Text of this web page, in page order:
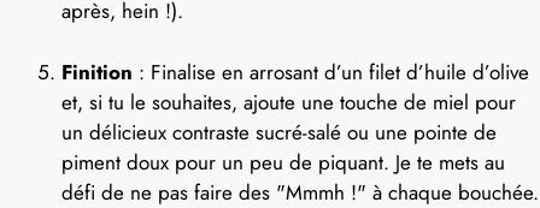
après, hein !).
Finition : Finalise en arrosant d’un filet d’huile d’olive
et, si tu le souhaites, ajoute une touche de miel pour
un délicieux contraste sucré-salé ou une pointe de
piment doux pour un peu de piquant. Je te mets au
défi de ne pas faire des "Mmmh !" à chaque bouchée.